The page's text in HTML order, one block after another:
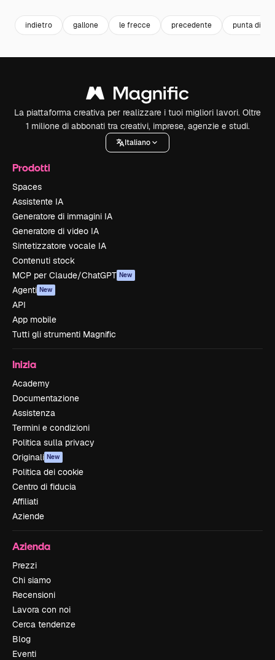
indietro gallone le frecce precedente punta di
La piattaforma creativa per realizzare i tuoi migliori lavori. Oltre
1 milione di abbonati tra creativi, imprese, agenzie e studi.
Italiano
Prodotti
Spaces
Assistente IA
Generatore di immagini IA
Generatore di video IA
Sintetizzatore vocale IA
Contenuti stock
MCP per Claude/ChatGPT New
Agenti New
API
App mobile
Tutti gli strumenti Magnific
Inizia
Academy
Documentazione
Assistenza
Termini e condizioni
Politica sulla privacy
Originali New
Politica dei cookie
Centro di fiducia
Affiliati
Aziende
Azienda
Prezzi
Chi siamo
Recensioni
Lavora con noi
Cerca tendenze
Blog
Eventi